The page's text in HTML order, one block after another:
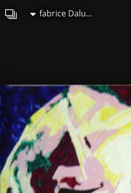
fabrice Daluseau